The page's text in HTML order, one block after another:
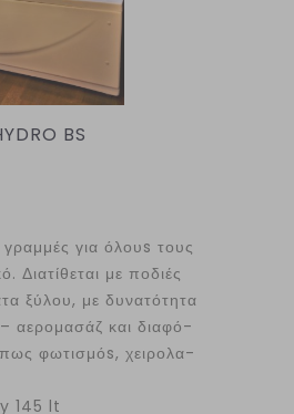
BS
για όλουs τους
με ποδιές
ξύλου, με δυνατότητα
αερομασάζ και διαφό-
φωτισμόs, χειρολα-
145 lt